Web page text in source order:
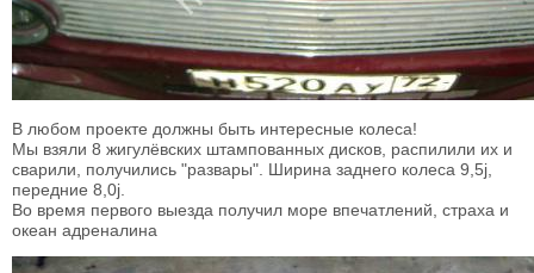
В любом проекте должны быть интересные колеса!
Мы взяли 8 жигулёвских штампованных дисков, распилили их и
сварили, получились "развары". Ширина заднего колеса 9,5j,
передние 8,0j.
Во время первого выезда получил море впечатлений, страха и
океан адреналина